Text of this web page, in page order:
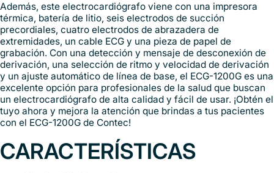
Además, este electrocardiógrafo viene con una impresora
térmica, batería de litio, seis electrodos de succión
precordiales, cuatro electrodos de abrazadera de
extremidades, un cable ECG y una pieza de papel de
grabación. Con una detección y mensaje de desconexión de
derivación, una selección de ritmo y velocidad de derivación
y un ajuste automático de línea de base, el ECG-1200G es una
excelente opción para profesionales de la salud que buscan
un electrocardiógrafo de alta calidad y fácil de usar. ¡Obtén el
tuyo ahora y mejora la atención que brindas a tus pacientes
con el ECG-1200G de Contec!
CARACTERÍSTICAS